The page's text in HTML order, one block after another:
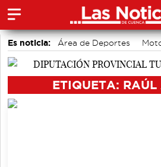
Es noticia: Área de Deportes
Bádminton
Fútbol
ETIQUETA: RAÚL